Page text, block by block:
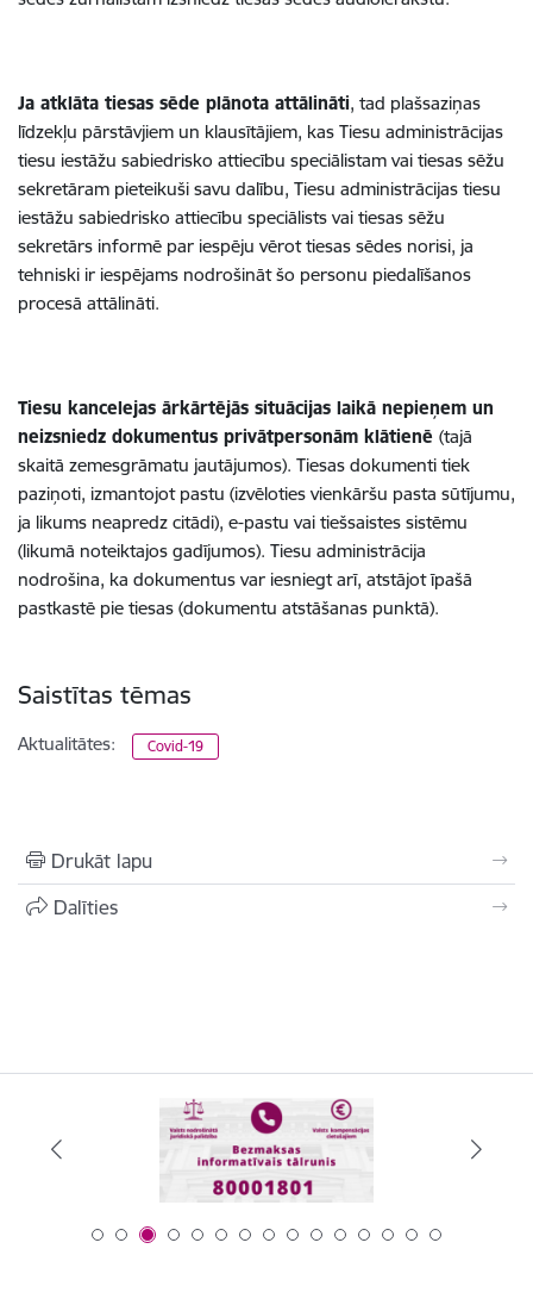
Ja atklāta tiesas sēde plānota attālināti, tad plašsaziņas
līdzekļu pārstāvjiem un klausītājiem, kas Tiesu administrācijas
tiesu iestāžu sabiedrisko attiecību speciālistam vai tiesas sēžu
sekretāram pieteikuši savu dalību, Tiesu administrācijas tiesu
iestāžu sabiedrisko attiecību speciālists vai tiesas sēžu
sekretārs informē par iespēju vērot tiesas sēdes norisi, ja
tehniski ir iespējams nodrošināt šo personu piedalīšanos
procesā attālināti.
Tiesu kancelejas ārkārtējās situācijas laikā nepieņem un
neizsniedz dokumentus privātpersonām klātienē (tajā
skaitā zemesgrāmatu jautājumos). Tiesas dokumenti tiek
paziņoti, izmantojot pastu (izvēloties vienkāršu pasta sūtījumu,
ja likums neapredz citādi), e-pastu vai tiešsaistes sistēmu
(likumā noteiktajos gadījumos). Tiesu administrācija
nodrošina, ka dokumentus var iesniegt arī, atstājot īpašā
pastkastē pie tiesas (dokumentu atstāšanas punktā).
Saistītas tēmas
Aktualitātes: Covid-19
Drukāt lapu
Dalīties